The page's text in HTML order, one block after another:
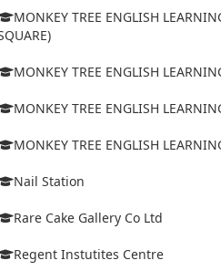
MONKEY TREE ENGLISH
MONKEY TREE ENGLISH
MONKEY TREE ENGLISH
MONKEY TREE ENGLISH
Nail Station
Rare Cake Gallery Co Ltd
Regent Instutites Centre